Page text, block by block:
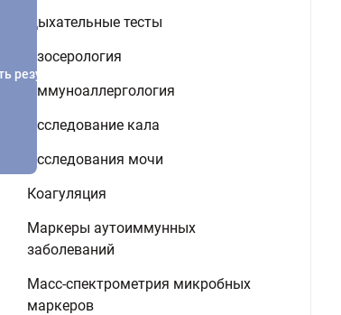
Дыхательные тесты
Изосерология
Иммуноаллергология
Исследование кала
Исследования мочи
Коагуляция
Маркеры аутоиммунных
заболеваний
Масс-спектрометрия микробных
маркеров
результатов